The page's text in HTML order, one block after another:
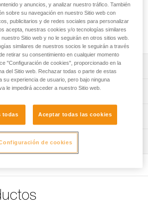
proteger los cascos VERTEX y STRATO
y el transporte. Equipada con un
cerrado, los accesorios también
los cascos VERTEX y STRATO durante
interior con cierre Velcro para proteger los
referencia
y anuncios, y analizar nuestro tráfico. También
sobre su navegación en nuestro Sitio web con
publicitarios y de redes sociales para personalizar
acepta, nuestras cookies y/o tecnologías similares
Sitio web y no le seguirán en otros sitios web.
similares de nuestros socios le seguirán a través
retirar su consentimiento en cualquier momento
"Configuración de cookies", proporcionado en la
del Sitio web. Rechazar todas o parte de estas
su experiencia de usuario, pero bajo ninguna
le impedirá acceder a nuestro Sitio web.
todas Aceptar todas las cookies
de cookies